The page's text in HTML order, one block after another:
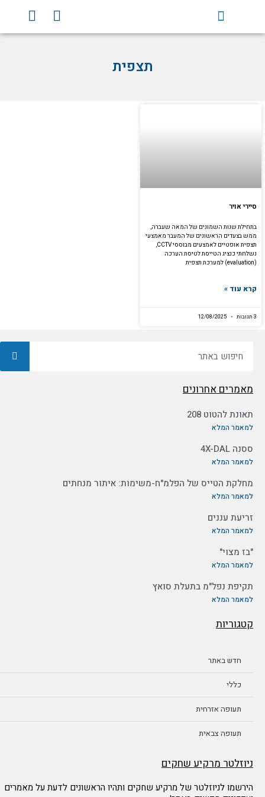
F
a
c
Y
o
u
תצפית
סיירי אויר
בתחילת שנות השמונים של המאה שעברה,
ממש בצעדים הראשונים של המעבר מאמצעי
תצפית אופטיים לאמצעים מבוססי CCTV,
נשלחתי כנציג הטייסת לטיסת הערכה
קרא עוד »
מאמרים אחרונים
תאונת להטוט 208
למאמר המלא
ססנה 4X-DAL
למאמר המלא
מחלקת הטייס של הפלמ"ח-משימות: איתור מנחתים
למאמר המלא
זריעת עננים
למאמר המלא
"בז מצוי"
למאמר המלא
תקיפת נפל"מ בתעלת סואץ
למאמר המלא
קטגוריות
חדש באתר
כללי
תעופה אזרחית
תעופה צבאית
ניוזלטר מרקיע שחקים
הירשמו לניוזלטר של מרקיע שחקים ותהיו הראשונים לדעת על מאמרים